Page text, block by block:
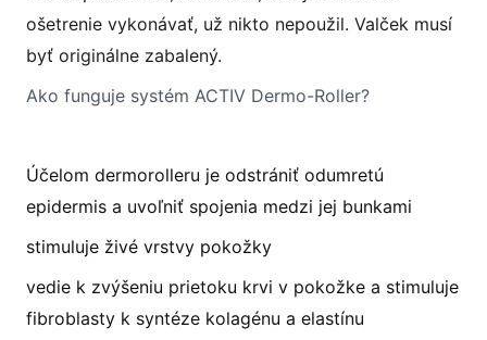
ošetrenie vykonávať, už nikto nepoužil. Valček musí
byť originálne zabalený.
Ako funguje systém ACTIV Dermo-Roller?
Účelom dermorolleru je odstrániť odumretú
epidermis a uvoľniť spojenia medzi jej bunkami
stimuluje živé vrstvy pokožky
vedie k zvýšeniu prietoku krvi v pokožke a stimuluje
fibroblasty k syntéze kolagénu a elastínu